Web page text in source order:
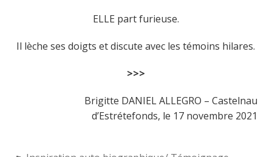
ELLE part furieuse.
Il lèche ses doigts et discute avec les témoins hilares.
>>>
Brigitte DANIEL ALLEGRO – Castelnau
d’Estrétefonds, le 17 novembre 2021